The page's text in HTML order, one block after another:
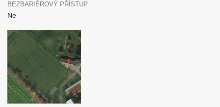
BEZBARIÉROVÝ PŘÍSTUP
Ne